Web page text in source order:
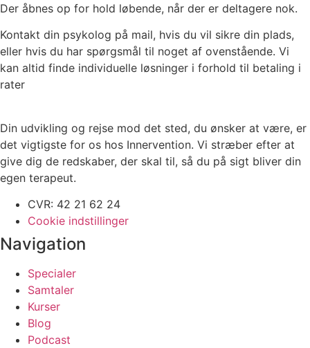
Der åbnes op for hold løbende, når der er deltagere nok.
Kontakt din psykolog på mail, hvis du vil sikre din plads,
eller hvis du har spørgsmål til noget af ovenstående. Vi
kan altid finde individuelle løsninger i forhold til betaling i
rater
Din udvikling og rejse mod det sted, du ønsker at være, er
det vigtigste for os hos Innervention. Vi stræber efter at
give dig de redskaber, der skal til, så du på sigt bliver din
egen terapeut.
CVR: 42 21 62 24
Cookie indstillinger
Navigation
Specialer
Samtaler
Kurser
Blog
Podcast